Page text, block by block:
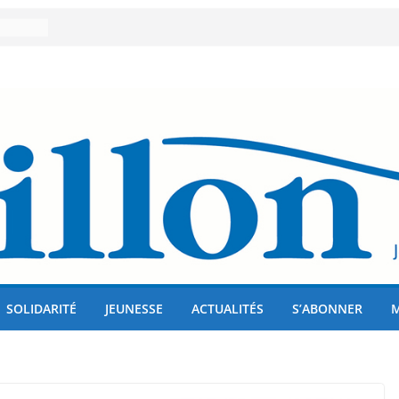
!
SOLIDARITÉ JEUNESSE ACTUALITÉS S’ABONNER